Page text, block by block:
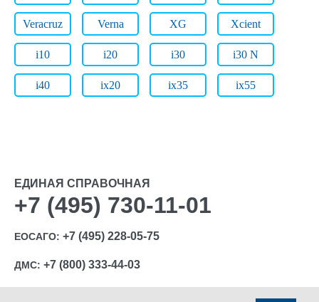
Veracruz Verna XG Xcient
i10 i20 i30 i30 N
i40 ix20 ix35 ix55
ЕДИНАЯ СПРАВОЧНАЯ
+7 (495) 730-11-01
ЕОСАГО: +7 (495) 228-05-75
ДМС: +7 (800) 333-44-03